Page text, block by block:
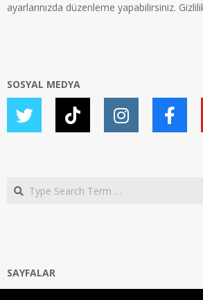
ayarlarınızda düzenleme yapabilirsiniz.
SOSYAL MEDYA
Search
SAYFALAR